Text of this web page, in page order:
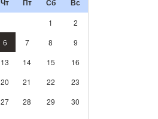
Чт Пт Сб Вс
1
2
6 7 8
9
13 14 15
16
20 21 22
23
27 28 29
30